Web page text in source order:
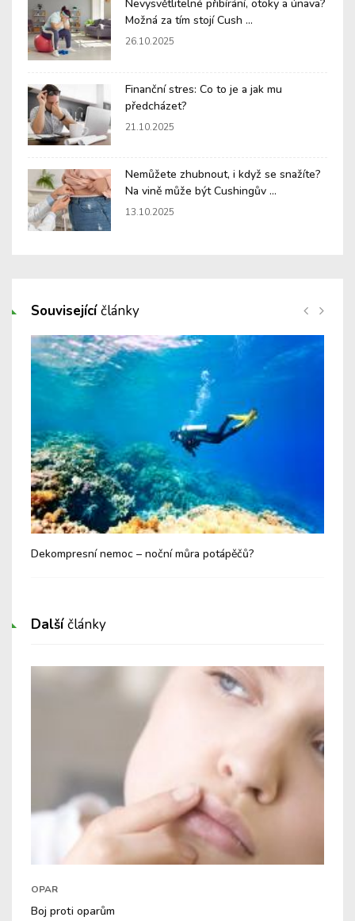
Nevysvětlitelné přibírání, otoky a únava?
Možná za tím stojí Cush ...
26.10.2025
Finanční stres: Co to je a jak mu
předcházet?
21.10.2025
Nemůžete zhubnout, i když se snažíte?
Na vině může být Cushingův ...
13.10.2025
Souvisejícíčlánky
Dekompresní nemoc – noční můra potápěčů?
Dalšíčlánky
OPAR
Boj proti oparům